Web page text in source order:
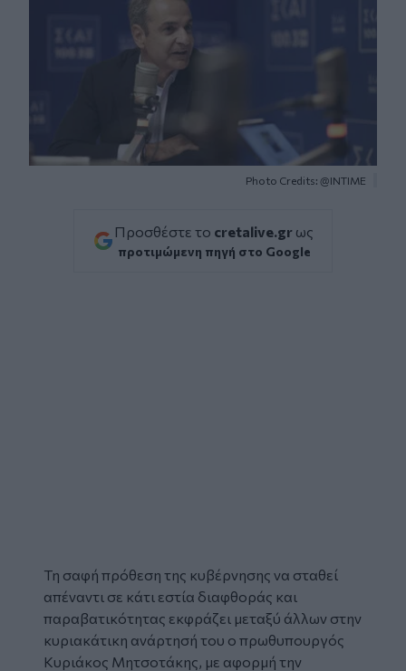
Photo Credits: @INTIME
Προσθέστε το cretalive.gr ως
προτιμώμενη πηγή στο Google
Τη σαφή πρόθεση της κυβέρνησης να σταθεί
απέναντι σε κάτι εστία διαφθοράς και
παραβατικότητας εκφράζει μεταξύ άλλων στην
κυριακάτικη ανάρτησή του ο πρωθυπουργός
Κυριάκος Μητσοτάκης, με αφορμή την